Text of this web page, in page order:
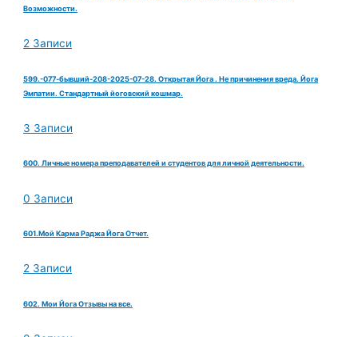
Возможности.
2 Записи
599.-077-бывший-208-2025-07-28. Открытая Йога . Не причинения вреда. Йога
Эмпатии. Стандартный йоговский кошмар.
3 Записи
600. Личные номера преподавателей и студентов для личной деятельности.
0 Записи
601.Мой Карма Раджа Йога Отчет.
2 Записи
602. Мои Йога Отзывы на все.